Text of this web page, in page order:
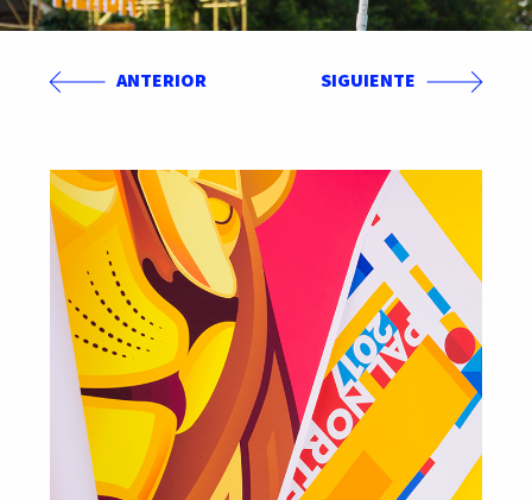
ANTERIOR SIGUIENTE